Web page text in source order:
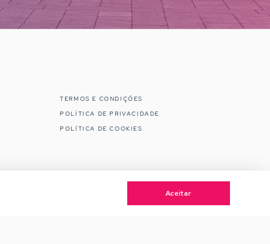
TERMOS E CONDIÇÕES
POLÍTICA DE PRIVACIDADE
POLÍTICA DE COOKIES
Aceitar